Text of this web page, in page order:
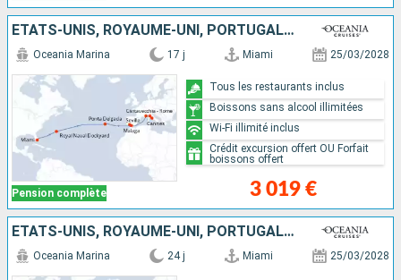
ÉTATS-UNIS, ROYAUME-UNI, PORTUGAL, ESPAGNE, FRANCE, ITALIE
Pension complète
Oceania Marina 17 j Miami 25/03/2028
3 019 €
Tous les restaurants inclus
Boissons sans alcool illimitées
Wi-Fi illimité inclus
Crédit excursion offert OU Forfait
boissons offert
ÉTATS-UNIS, ROYAUME-UNI, PORTUGAL, FRANCE, ITALIE, MONACO, IBIZA, MAJORQUE, ESPAGNE
Oceania Marina 24 j Miami 25/03/2028